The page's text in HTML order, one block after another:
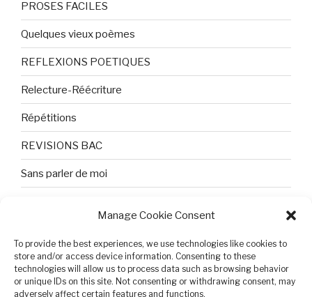
Manage Cookie Consent
To provide the best experiences, we use technologies like cookies to
store and/or access device information. Consenting to these
technologies will allow us to process data such as browsing behavior
or unique IDs on this site. Not consenting or withdrawing consent, may
adversely affect certain features and functions.
PROSES FACILES
Quelques vieux poèmes
REFLEXIONS POETIQUES
Relecture-Réécriture
Répétitions
REVISIONS BAC
Sans parler de moi
Tristesse et attente
Variable complexe